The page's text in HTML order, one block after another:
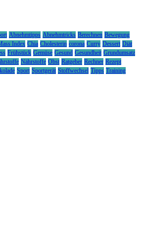
Abnehmtipps Abnehmtricks Berechnen Bewegung
Index Chia Cholesterin corona Curry Dessert Diät
Frühstück Gemüse Gesund Gesundheit Grundumsatz
Nährstoffe Obst Ratgeber Rechner Rezept
Sport Sportgerät Stoffwechsel Tipps Training